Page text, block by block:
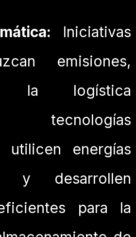
Iniciativas
emisiones,
la logística
tecnologías
utilicen energías
y desarrollen
para la